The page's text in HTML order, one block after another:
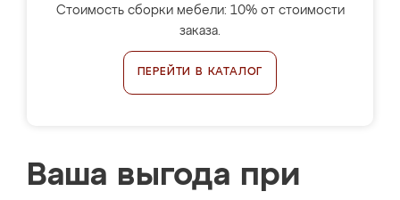
Стоимость сборки мебели: 10% от стоимости
заказа.
ПЕРЕЙТИ В КАТАЛОГ
Ваша выгода при